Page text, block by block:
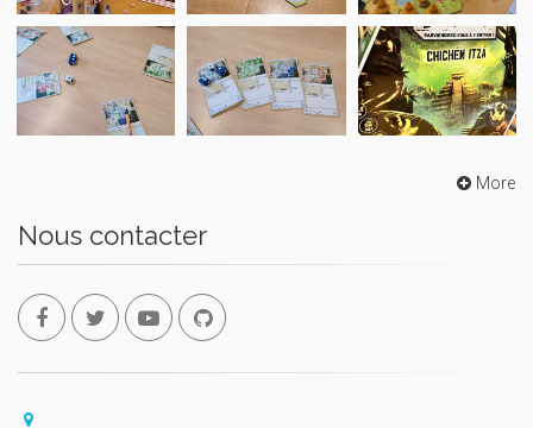
More
Nous contacter